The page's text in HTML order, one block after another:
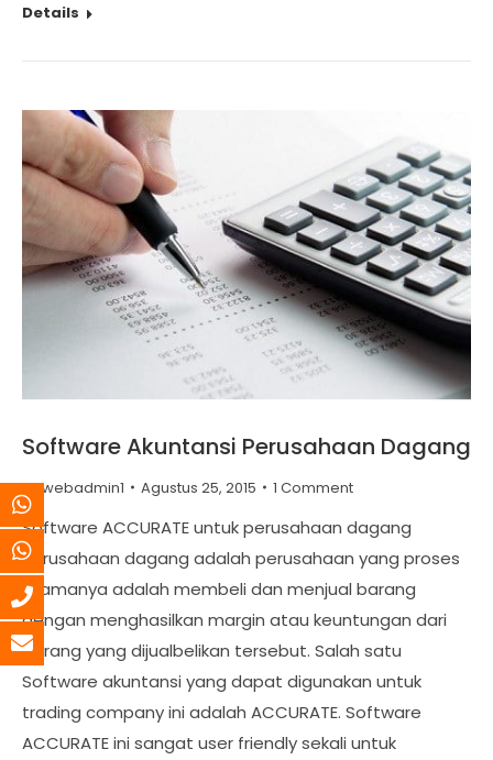
Details
Software Akuntansi Perusahaan Dagang
Bywebadmin1 Agustus 25, 2015 1 Comment
Software ACCURATE untuk perusahaan dagang
Perusahaan dagang adalah perusahaan yang proses
utamanya adalah membeli dan menjual barang
dengan menghasilkan margin atau keuntungan dari
barang yang dijualbelikan tersebut. Salah satu
Software akuntansi yang dapat digunakan untuk
trading company ini adalah ACCURATE. Software
ACCURATE ini sangat user friendly sekali untuk